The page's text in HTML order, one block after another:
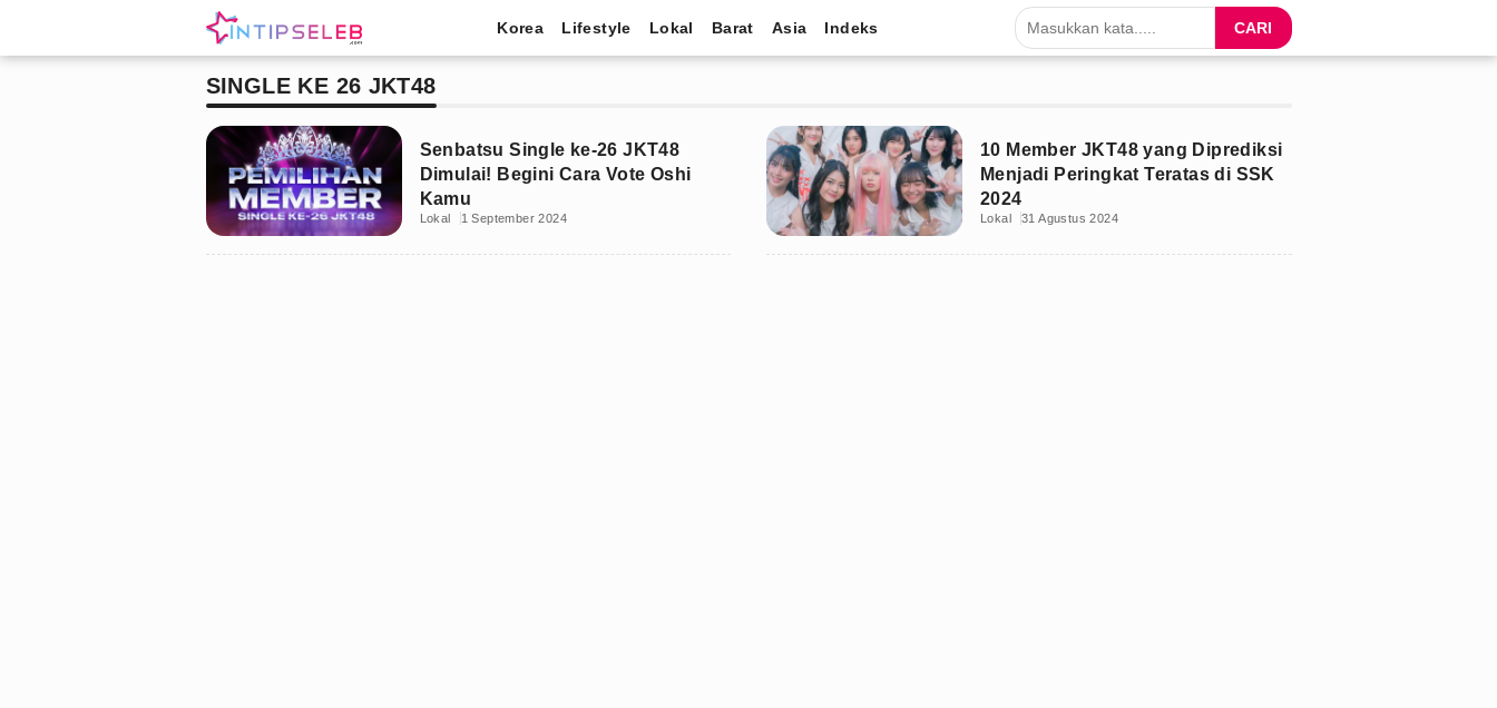
Korea Lifestyle Lokal Barat Asia Indeks CARI
SINGLE KE 26 JKT48
Senbatsu Single ke-26 JKT48
Dimulai! Begini Cara Vote Oshi
Kamu
Lokal 1 September 2024
10 Member JKT48 yang Diprediksi
Menjadi Peringkat Teratas di SSK
2024
Lokal 31 Agustus 2024